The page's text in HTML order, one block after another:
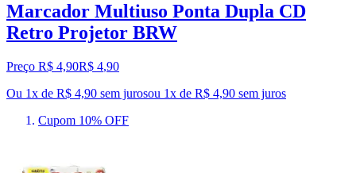
Marcador Multiuso Ponta Dupla CD
Retro Projetor BRW
Preço R$ 4,90R$ 4,90
Ou 1x de R$ 4,90 sem jurosou 1x de R$ 4,90 sem juros
Cupom 10% OFF